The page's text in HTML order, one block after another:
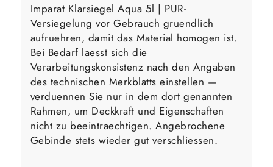
Imparat Klarsiegel Aqua 5l | PUR-
Versiegelung vor Gebrauch gruendlich
aufruehren, damit das Material homogen ist.
Bei Bedarf laesst sich die
Verarbeitungskonsistenz nach den Angaben
des technischen Merkblatts einstellen —
verduennen Sie nur in dem dort genannten
Rahmen, um Deckkraft und Eigenschaften
nicht zu beeintraechtigen. Angebrochene
Gebinde stets wieder gut verschliessen.